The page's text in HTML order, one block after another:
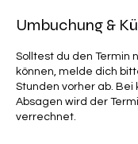
Umbuchung &
Solltest du den Termin
können, melde dich
Stunden vorher ab. Bei
Absagen wird der
verrechnet.